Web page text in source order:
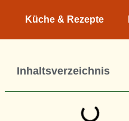
Küche & Rezepte
Inhaltsverzeichnis